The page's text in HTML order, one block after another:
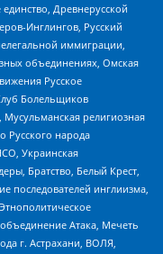
Древнерусской
Инглингов, Русский
иммиграции,
объединениях, Омская
Русское
Болельщиков
религиозная
Русского народа
Украинская
Братство, Белый Крест,
последователей инглиизма,
Атака, Мечеть
г. Астрахани, ВОЛЯ,